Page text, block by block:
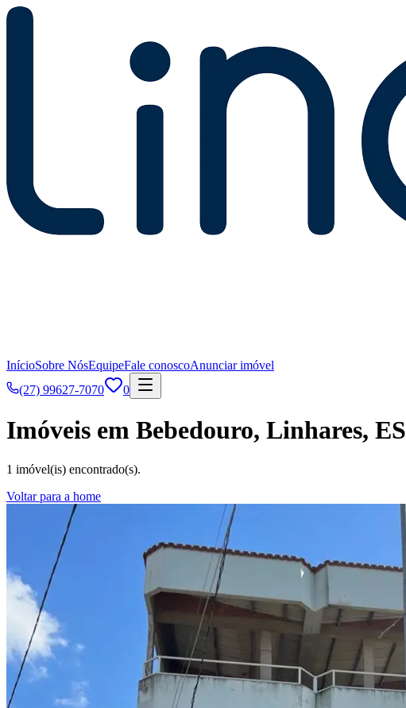
InícioSobre NósEquipeFale conoscoAnunciar imóvel
(27) 99627-7070
0
Imóveis em Bebedouro, Linhares, ES
1 imóvel(is) encontrado(s).
Voltar para a home